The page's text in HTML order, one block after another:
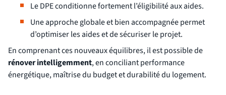
Le DPE conditionne fortement l’éligibilité aux aides.
Une approche globale et bien accompagnée permet
d’optimiser les aides et de sécuriser le projet.
En comprenant ces nouveaux équilibres, il est possible de
rénover intelligemment, en conciliant performance
énergétique, maîtrise du budget et durabilité du logement.